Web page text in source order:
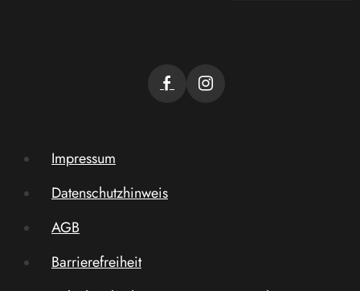
Impressum
Datenschutzhinweis
AGB
Barrierefreiheit